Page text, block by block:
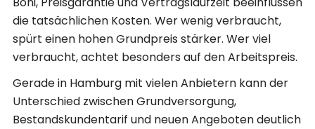
die tatsächlichen Kosten. Wer wenig verbraucht,
spürt einen hohen Grundpreis stärker. Wer viel
verbraucht, achtet besonders auf den Arbeitspreis.
Gerade in Hamburg mit vielen Anbietern kann der
Unterschied zwischen Grundversorgung,
Bestandskundentarif und neuen Angeboten deutlich